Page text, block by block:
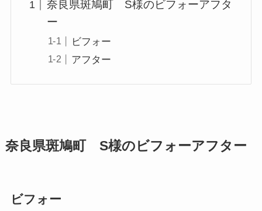
奈良県斑鳩町 S様のビフォーアフタ
ー
ビフォー
アフター
奈良県斑鳩町 S様のビフォーアフター
ビフォー